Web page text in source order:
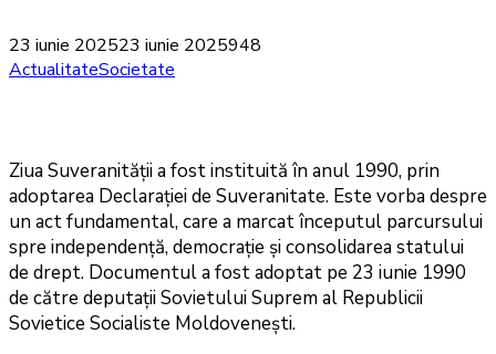
23 iunie 202523 iunie 2025948
ActualitateSocietate
Ziua Suveranității a fost instituită în anul 1990, prin
adoptarea Declarației de Suveranitate. Este vorba despre
un act fundamental, care a marcat începutul parcursului
spre independență, democrație și consolidarea statului
de drept. Documentul a fost adoptat pe 23 iunie 1990
de către deputații Sovietului Suprem al Republicii
Sovietice Socialiste Moldovenești.